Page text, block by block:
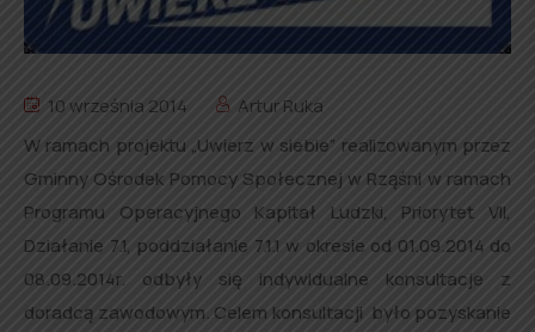
10 września 2014
Artur Ruka
W ramach projektu „Uwierz w siebie” realizowanym przez
Gminny Ośrodek Pomocy Społecznej w Rząśni w ramach
Programu Operacyjnego Kapitał Ludzki, Priorytet VII,
Działanie 7.1, poddziałanie 7.1.1 w okresie od 01.09.2014 do
08.09.2014r. odbyły się indywidualne konsultacje z
doradcą zawodowym. Celem konsultacji było pozyskanie